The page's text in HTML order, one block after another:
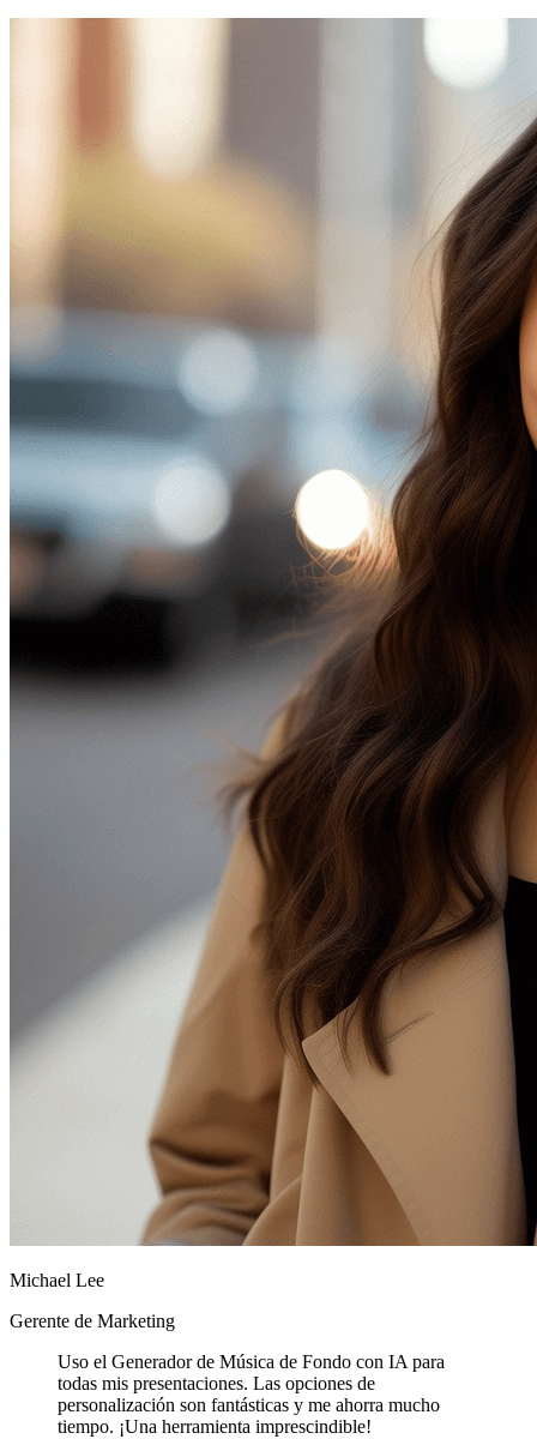
Michael Lee
Gerente de Marketing
Uso el Generador de Música de Fondo con IA para
todas mis presentaciones. Las opciones de
personalización son fantásticas y me ahorra mucho
tiempo. ¡Una herramienta imprescindible!